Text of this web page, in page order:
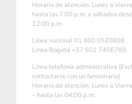
Horario de atención: Lunes a
hasta las 7:00 p.m. y sábados
12:00 p.m.
Linea nacional 01 800 0520808
Linea Bogotá +57 601 7456788
Linea telefonía administrativa
contactarse con un funcionario)
Horario de atención: Lunes a
– hasta las 04:00 p.m.